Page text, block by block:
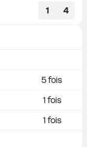
1 4
5 fois
1 fois
1 fois